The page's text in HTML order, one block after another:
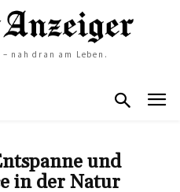
nah dran am Leben.
und
in der Natur